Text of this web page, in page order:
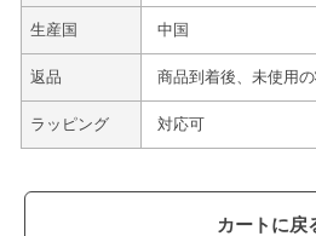
生産国 中国
返品 商品到着後、未使用
ラッピング 対応可
カートに戻